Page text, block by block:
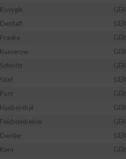
Kosygin GER
Dettlaff GER
Franke GER
Kusserow GER
Schmitt GER
Stief GER
Port GER
Huebenthal GER
Feichtenbeiner GER
Dentler GER
Kern GER
Kombinationen von Daten aus